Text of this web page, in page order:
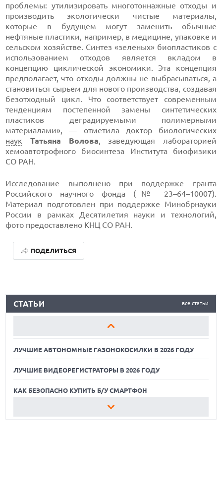
проблемы: утилизировать многотоннажные отходы и
производить экологически чистые материалы,
которые в будущем могут заменить обычные
нефтяные пластики, например, в медицине, упаковке и
сельском хозяйстве. Синтез «зеленых» биопластиков с
использованием отходов является вкладом в
концепцию циклической экономики. Эта концепция
предполагает, что отходы должны не выбрасываться, а
становиться сырьем для нового производства, создавая
безотходный цикл. Что соответствует современным
тенденциям постепенной замены синтетических
пластиков деградируемыми полимерными
материалами», — отметила доктор биологических
наук
Татьяна Волова, заведующая лабораторией
хемоавтотрофного биосинтеза Института биофизики
СО РАН.
Исследование выполнено при поддержке гранта
Российского научного фонда (№ 23–64–10007).
Материал подготовлен при поддержке Минобрнауки
России в рамках Десятилетия науки и технологий,
фото предоставлено КНЦ СО РАН.
ПОДЕЛИТЬСЯ
все статьи
СТАТЬИ
КАК БЕЗОПАСНО КУПИТЬ Б/У СМАРТФОН
ЛУЧШИЕ АВТОНОМНЫЕ ГАЗОНОКОСИЛКИ В 2026 ГОДУ
ЛУЧШИЕ ВИДЕОРЕГИСТРАТОРЫ В 2026 ГОДУ
КАК БЕЗОПАСНО КУПИТЬ Б/У СМАРТФОН
ЛУЧШИЕ АВТОНОМНЫЕ ГАЗОНОКОСИЛКИ В 2026 ГОДУ